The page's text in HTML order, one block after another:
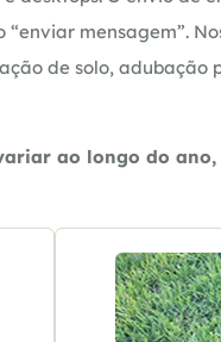
mensagem”.
de solo,
ao longo do